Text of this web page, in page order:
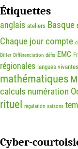
Étiquettes
anglais ateliers Basque
Chaque jour compte
Diller Différenciation défis EMC
régionales langues vivantes
mathématiques
calculs numération
rituel régulation saisons
Cyber-